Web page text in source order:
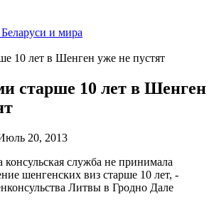
и мира
10 лет в Шенген уже не пустят
старше 10 лет в Шенген
20, 2013
консульская служба не принимала
шенгенских виз старше 10 лет, -
Литвы в Гродно Дале